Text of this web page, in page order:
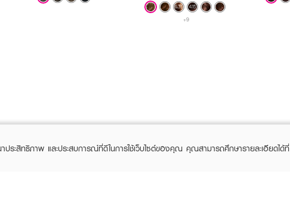
+9
ประสิทธิภาพ และประสบการณ์ที่ดีในการใช้เว็บไซต์ของคุณ คุณสามารถศึกษารายละเอียดได้ที่